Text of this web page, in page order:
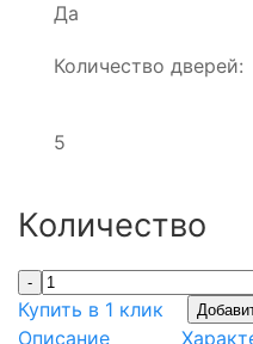
Да
Количество дверей:
5
Количество
-
Купить в 1 клик
Описание